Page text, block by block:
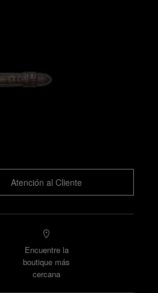
Atención al Cliente
Encuentre la
boutique más
cercana